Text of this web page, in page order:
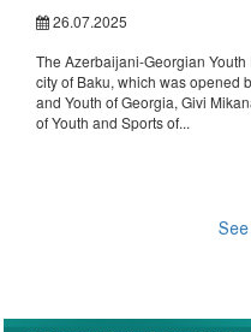
26.07.2025
The Azerbaijani-Georgian
city of Baku, which was opened
and Youth of Georgia, Givi
of Youth and Sports of...